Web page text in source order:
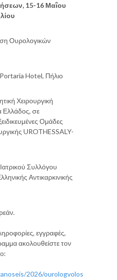
15-16 Μαΐου
Ουρολογικών
Hotel, Πήλιο
Χειρουργική
Ελλάδος, σε
Ομάδες
UROTHESSALY-
Συλλόγου
Αντικαρκινικής
εγγραφές,
ακολουθείστε τον
2026/ourologvolos